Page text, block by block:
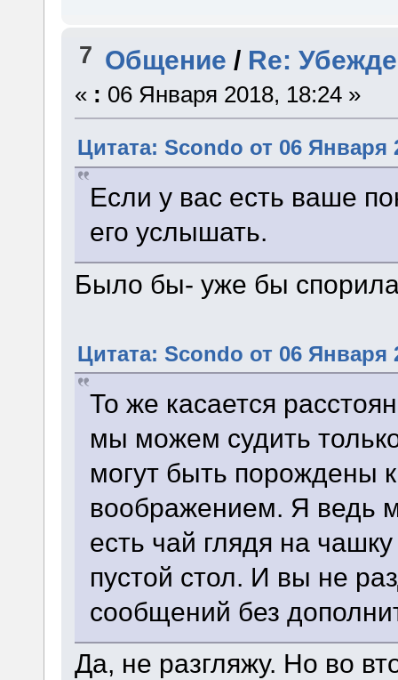
7 Общение / Re:
« : 06 Января 2018, 18:24 »
Цитата: Scondo от 06 Января
Если у вас есть ваше
его услышать.
Было бы- уже бы
Цитата: Scondo от 06 Января
То же касается
мы можем судить
могут быть порождены
воображением. Я ведь
есть чай глядя на
пустой стол. И вы не
сообщений без
Да, не разгляжу. Но во